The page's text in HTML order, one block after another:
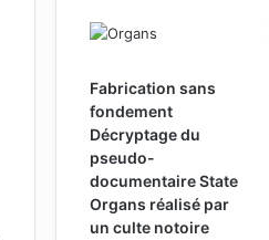
Fabrication sans
fondement
Décryptage du
pseudo-
documentaire State
Organs réalisé par
un culte notoire